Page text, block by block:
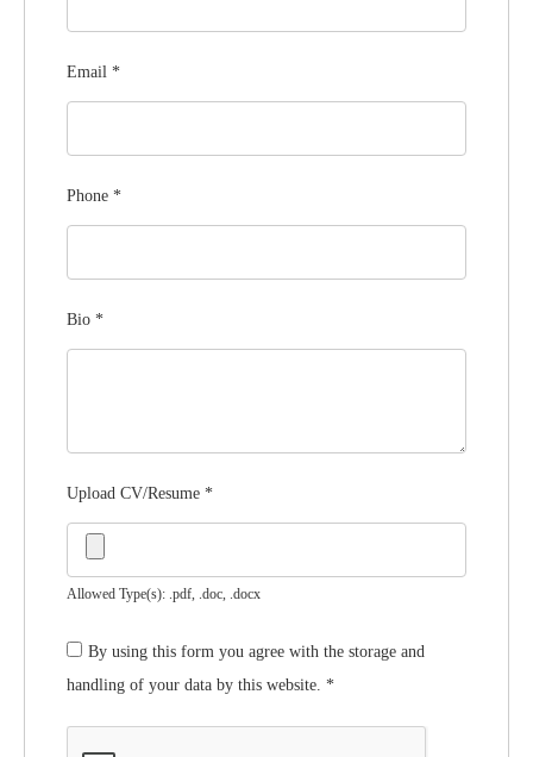
Email *
Phone *
Bio *
Upload CV/Resume *
Allowed Type(s): .pdf, .doc, .docx
By using this form you agree with the storage and
handling of your data by this website. *